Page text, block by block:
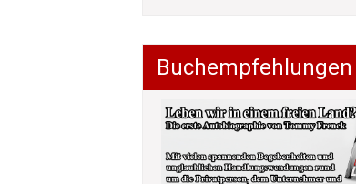
Buchempfehlungen